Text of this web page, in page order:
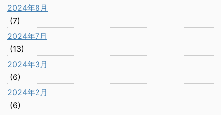
2024年8月
(7)
2024年7月
(13)
2024年3月
(6)
2024年2月
(6)